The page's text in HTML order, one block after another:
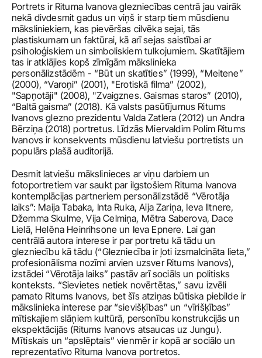
Portrets ir Rituma Ivanova glezniecības centrā jau vairāk
nekā divdesmit gadus un viņš ir starp tiem mūsdienu
māksliniekiem, kas pievēršas cilvēka sejai, tās
plastiskumam un faktūrai, kā arī sejas saistībai ar
psiholoģiskiem un simboliskiem tulkojumiem. Skatītājiem
tas ir atklājies kopš zīmīgām mākslinieka
personālizstādēm - “Būt un skatīties” (1999), “Meitene”
(2000), “Varoņi” (2001), "Erotiskā filma” (2002),
"Sapņotāji" (2008), "Zvaigznes. Gaismas staros” (2010),
“Baltā gaisma” (2018). Kā valsts pasūtījumus Ritums
Ivanovs glezno prezidentu Valda Zatlera (2012) un Andra
Bērziņa (2018) portretus. Līdzās Miervaldim Polim Ritums
Ivanovs ir konsekvents mūsdienu latviešu portretists un
populārs plašā auditorijā.
Desmit latviešu mākslinieces ar viņu darbiem un
fotoportretiem var saukt par ilgstošiem Rituma Ivanova
kontemplācijas partneriem personālizstādē “Vērotāja
laiks”: Maija Tabaka, Inta Ruka, Aija Zariņa, Ieva Iltnere,
Džemma Skulme, Vija Celmiņa, Mētra Saberova, Dace
Lielā, Helēna Heinrihsone un Ieva Epnere. Lai gan
centrālā autora interese ir par portretu kā tādu un
glezniecību kā tādu (“Glezniecība ir ļoti izsmalcināta lieta,”
profesionālisma nozīmi arvien uzsver Ritums Ivanovs),
izstādei “Vērotāja laiks” pastāv arī sociāls un politisks
konteksts. “Sievietes netiek novērtētas,” savu izvēli
pamato Ritums Ivanovs, bet šīs atziņas būtiska piebilde ir
mākslinieka interese par “sievišķības” un “vīrišķības”
mītiskajiem slāņiem kultūrā, personību konstrukcijās un
ekspektācijās (Ritums Ivanovs atsaucas uz Jungu).
Mītiskais un “apslēptais” vienmēr ir kopā ar sociālo un
reprezentatīvo Rituma Ivanova portretos.